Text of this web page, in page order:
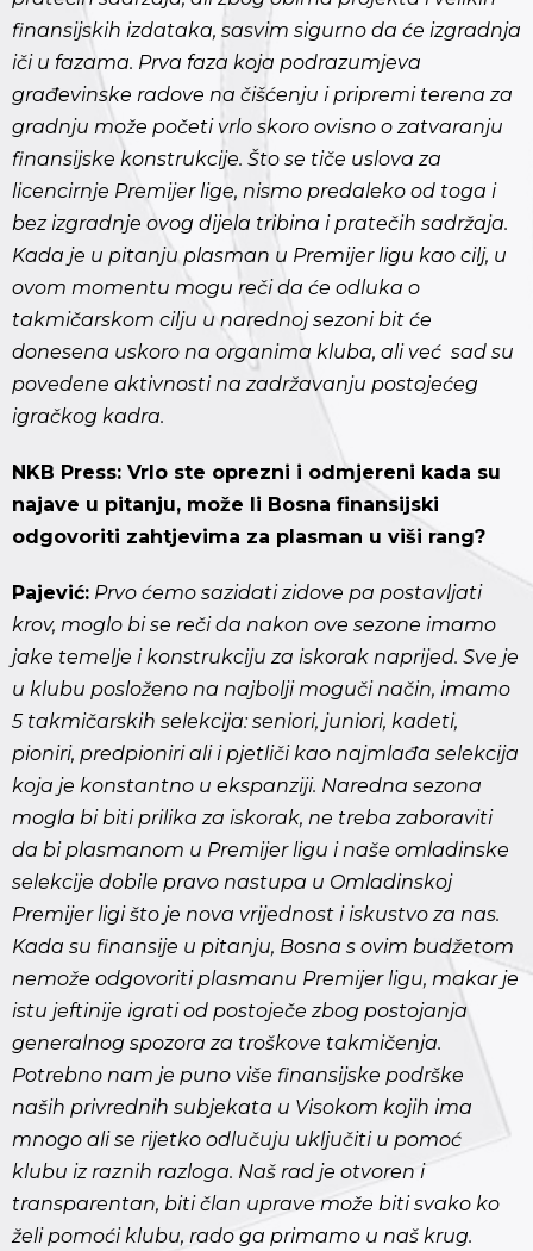
finansijskih izdataka, sasvim sigurno da će izgradnja
iči u fazama. Prva faza koja podrazumjeva
građevinske radove na čišćenju i pripremi terena za
gradnju može početi vrlo skoro ovisno o zatvaranju
finansijske konstrukcije. Što se tiče uslova za
licencirnje Premijer lige, nismo predaleko od toga i
bez izgradnje ovog dijela tribina i pratečih sadržaja.
Kada je u pitanju plasman u Premijer ligu kao cilj, u
ovom momentu mogu reči da će odluka o
takmičarskom cilju u narednoj sezoni bit će
donesena uskoro na organima kluba, ali već sad su
povedene aktivnosti na zadržavanju postojećeg
igračkog kadra.
NKB Press: Vrlo ste oprezni i odmjereni kada su
najave u pitanju, može li Bosna finansijski
odgovoriti zahtjevima za plasman u viši rang?
Pajević: Prvo ćemo sazidati zidove pa postavljati
krov, moglo bi se reči da nakon ove sezone imamo
jake temelje i konstrukciju za iskorak naprijed. Sve je
u klubu posloženo na najbolji moguči način, imamo
5 takmičarskih selekcija: seniori, juniori, kadeti,
pioniri, predpioniri ali i pjetliči kao najmlađa selekcija
koja je konstantno u ekspanziji. Naredna sezona
mogla bi biti prilika za iskorak, ne treba zaboraviti
da bi plasmanom u Premijer ligu i naše omladinske
selekcije dobile pravo nastupa u Omladinskoj
Premijer ligi što je nova vrijednost i iskustvo za nas.
Kada su finansije u pitanju, Bosna s ovim budžetom
nemože odgovoriti plasmanu Premijer ligu, makar je
istu jeftinije igrati od postoječe zbog postojanja
generalnog spozora za troškove takmičenja.
Potrebno nam je puno više finansijske podrške
naših privrednih subjekata u Visokom kojih ima
mnogo ali se rijetko odlučuju uključiti u pomoć
klubu iz raznih razloga. Naš rad je otvoren i
transparentan, biti član uprave može biti svako ko
želi pomoći klubu, rado ga primamo u naš krug.